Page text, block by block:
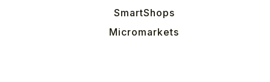
SmartShops
Micromarkets